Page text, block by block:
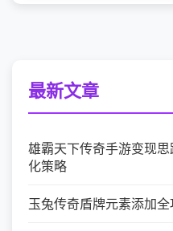
最新文章
雄霸天下传奇手游变现
化策略
玉兔传奇盾牌元素添加